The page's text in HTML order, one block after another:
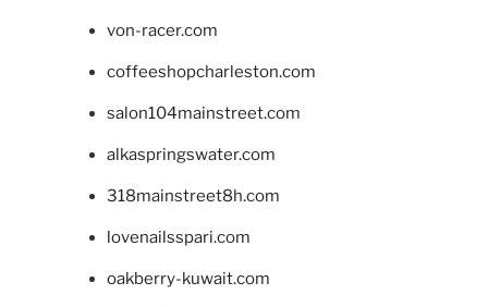
von-racer.com
coffeeshopcharleston.com
salon104mainstreet.com
alkaspringswater.com
318mainstreet8h.com
lovenailsspari.com
oakberry-kuwait.com